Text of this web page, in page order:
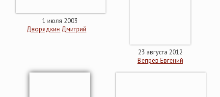
1 июля 2003
Дворядкин Дмитрий
23 августа 2012
Вепрёв Евгений